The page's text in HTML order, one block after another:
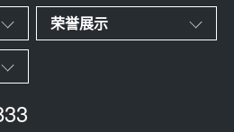
荣誉展示